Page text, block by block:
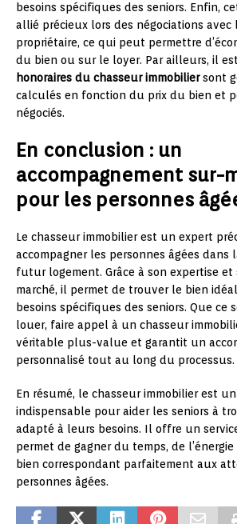
besoins spécifiques des seniors. Enfin,
allié précieux lors des négociations
propriétaire, ce qui peut permettre
du bien ou sur le loyer. Par ailleurs, il
honoraires du chasseur immobiliersont
calculés en fonction du prix du bien et
négociés.
En conclusion : un
accompagnement sur-
pour les personnes
Le chasseur immobilier est un expert
accompagner les personnes âgées dans
futur logement. Grâce à son expertise et
marché, il permet de trouver le bien
besoins spécifiques des seniors. Que ce
louer, faire appel à un chasseur
véritable plus-value et garantit un
personnalisé tout au long du processus.
En résumé, le chasseur immobilier est
indispensable pour aider les seniors à
adapté à leurs besoins. Il offre un
permet de gagner du temps, de
bien correspondant parfaitement aux
personnes âgées.